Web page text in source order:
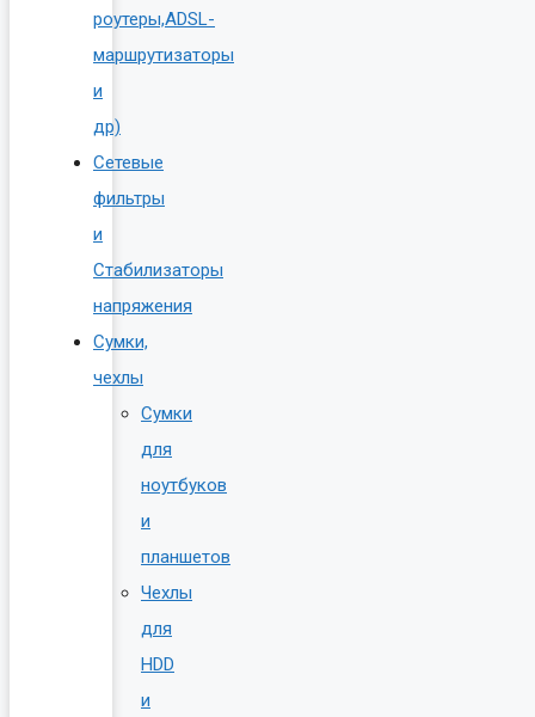
роутеры,ADSL-
маршрутизаторы
и
др)
Сетевые
фильтры
и
Стабилизаторы
напряжения
Сумки,
чехлы
Сумки
для
ноутбуков
и
планшетов
Чехлы
для
HDD
и